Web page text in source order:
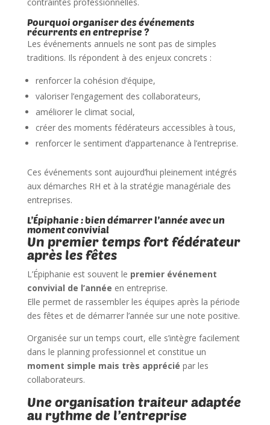
Pourquoi organiser des événements
récurrents en entreprise ?
Les événements annuels ne sont pas de simples
traditions. Ils répondent à des enjeux concrets :
renforcer la cohésion d’équipe,
valoriser l’engagement des collaborateurs,
améliorer le climat social,
créer des moments fédérateurs accessibles à tous,
renforcer le sentiment d’appartenance à l’entreprise.
Ces événements sont aujourd’hui pleinement intégrés
aux démarches RH et à la stratégie managériale des
entreprises.
L’Épiphanie : bien démarrer l’année avec un
moment convivial
Un premier temps fort fédérateur
après les fêtes
L’Épiphanie est souvent le premier événement
convivial de l’année en entreprise.
Elle permet de rassembler les équipes après la période
des fêtes et de démarrer l’année sur une note positive.
Organisée sur un temps court, elle s’intègre facilement
dans le planning professionnel et constitue un
moment simple mais très apprécié par les
collaborateurs.
Une organisation traiteur adaptée
au rythme de l’entreprise